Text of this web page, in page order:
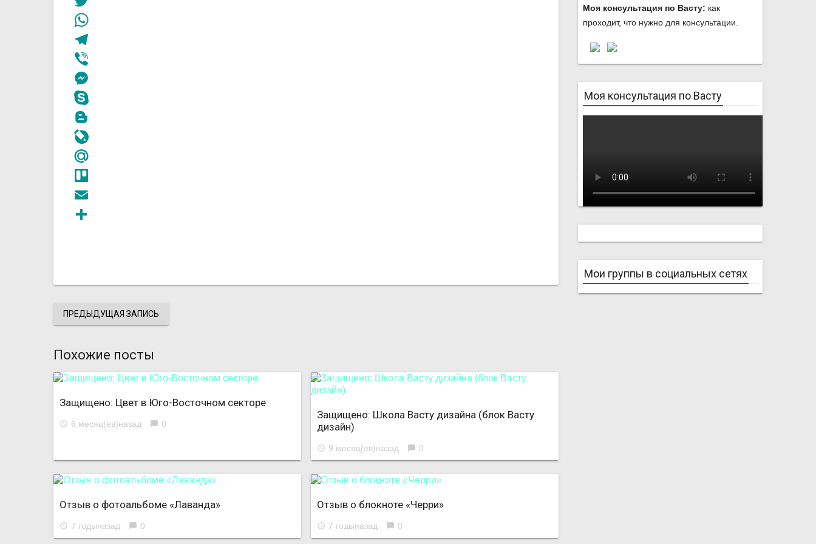
Twitter
WhatsApp
Telegram
Viber
Messenger
Skype
Blogger
LiveJournal
Mail.Ru
Trello
Email
ПРЕДЫДУЩАЯ ЗАПИСЬ
Похожие посты
Защищено: Цвет в Юго-Восточном секторе
access_time 6 месяц(ев)назад chat_bubble 0
Защищено: Школа Васту дизайна (блок Васту
дизайн)
access_time 9 месяц(ев)назад chat_bubble 0
Отзыв о фотоальбоме «Лаванда»
access_time 7 годыназад chat_bubble 0
Отзыв о блокноте «Черри»
access_time 7 годыназад chat_bubble 0
Моя консультация по Васту: как
проходит, что нужно для консультации.
Моя консультация по Васту
Мои группы в социальных сетях